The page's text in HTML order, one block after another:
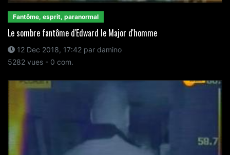
Fantôme, esprit, paranormal
Le sombre fantôme d'Edward le Major d'homme
12 Dec 2018, 17:42 par damino
5282 vues - 0 com.